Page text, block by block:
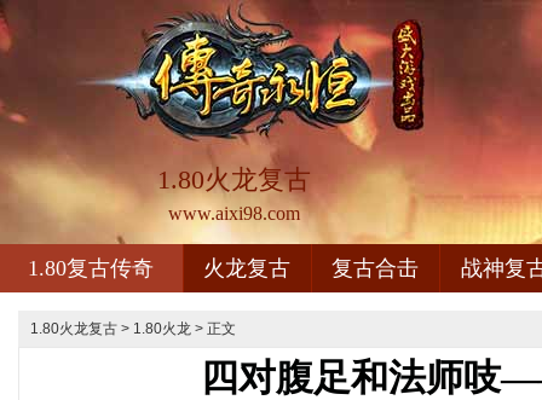
1.80火龙复古
www.aixi98.com
1.80复古传奇 火龙复古 复古合击 战神复
1.80火龙复古 > 1.80火龙 > 正文
四对腹足和法师吱